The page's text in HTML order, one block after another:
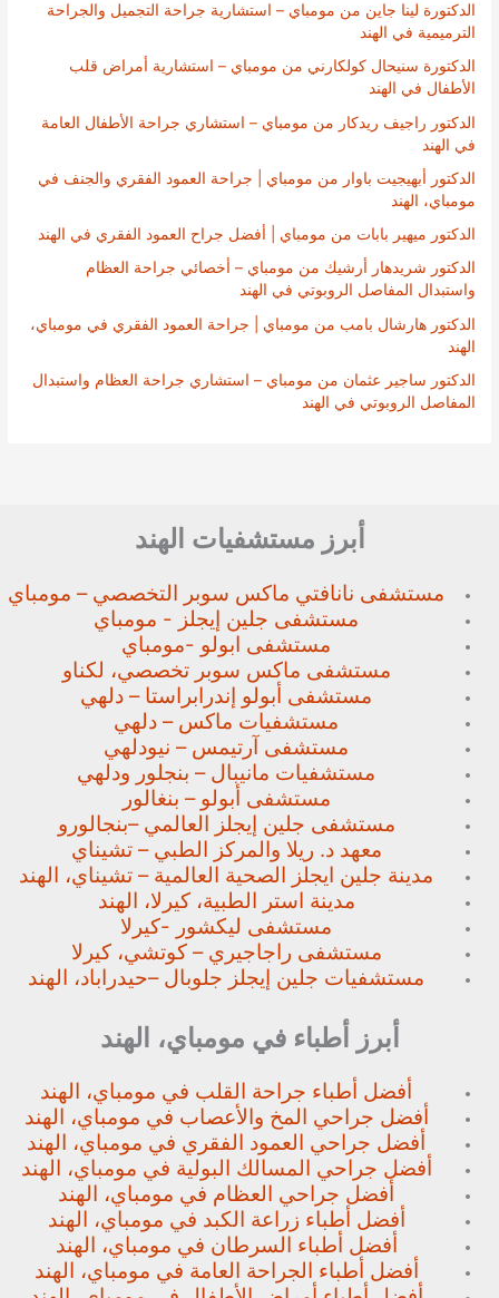
الدكتورة لينا جاين من مومباي – استشارية جراحة التجميل والجراحة
الترميمية في الهند
الدكتورة سنيحال كولكارني من مومباي – استشارية أمراض قلب
الأطفال في الهند
الدكتور راجيف ريدكار من مومباي – استشاري جراحة الأطفال العامة
في الهند
الدكتور أبهيجيت باوار من مومباي | جراحة العمود الفقري والجنف في
مومباي، الهند
الدكتور ميهير بابات من مومباي | أفضل جراح العمود الفقري في الهند
الدكتور شريدهار أرشيك من مومباي – أخصائي جراحة العظام
واستبدال المفاصل الروبوتي في الهند
الدكتور هارشال بامب من مومباي | جراحة العمود الفقري في مومباي،
الهند
الدكتور ساجير عثمان من مومباي – استشاري جراحة العظام واستبدال
المفاصل الروبوتي في الهند
أبرز مستشفيات الهند
مستشفى نانافتي ماكس سوبر التخصصي – مومباي
مستشفى جلين إيجلز - مومباي
مستشفى ابولو -مومباي
مستشفى ماكس سوبر تخصصي، لكناو
مستشفى أبولو إندرابراستا – دلهي
مستشفيات ماكس – دلهي
مستشفى آرتيمس – نيودلهي
مستشفيات مانيبال – بنجلور ودلهي
مستشفى أبولو – بنغالور
مستشفى جلين إيجلز العالمي –بنجالورو
معهد د. ريلا والمركز الطبي – تشيناي
مدينة جلين ايجلز الصحية العالمية – تشيناي، الهند
مدينة استر الطبية، كيرلا، الهند
مستشفى ليكشور -كيرلا
مستشفى راجاجيري – كوتشي، كيرلا
مستشفيات جلين إيجلز جلوبال –حيدراباد، الهند
أبرز أطباء في مومباي، الهند
أفضل أطباء جراحة القلب في مومباي، الهند
أفضل جراحي المخ والأعصاب في مومباي، الهند
أفضل جراحي العمود الفقري في مومباي، الهند
أفضل جراحي المسالك البولية في مومباي، الهند
أفضل جراحي العظام في مومباي، الهند
أفضل أطباء زراعة الكبد في مومباي، الهند
أفضل أطباء السرطان في مومباي، الهند
أفضل أطباء الجراحة العامة في مومباي، الهند